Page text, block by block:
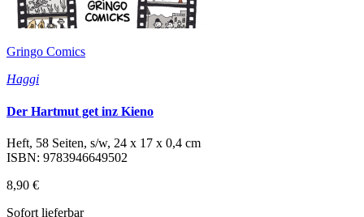
Gringo Comics
Haggi
Der Hartmut get inz Kieno
Heft, 58 Seiten, s/w, 24 x 17 x 0,4 cm
ISBN: 9783946649502
8,90 €
Sofort lieferbar